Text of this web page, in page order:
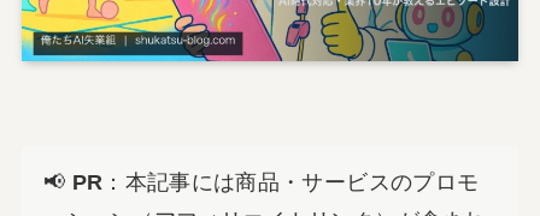
📢 PR ：本記事には商品・サービスのプロモ